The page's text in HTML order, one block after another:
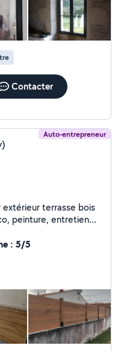
Contacter
Auto-entrepreneur
terrasse bois
peinture, entretien
: 5/5